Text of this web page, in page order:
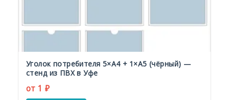
Уголок потребителя 5×А4 + 1×А5 (чёрный) —
стенд из ПВХ в Уфе
от 1 ₽